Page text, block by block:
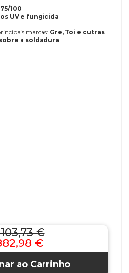
100
UV e fungicida
marcas: Gre, Toi e outras
a soldadura
€
€
ao Carrinho